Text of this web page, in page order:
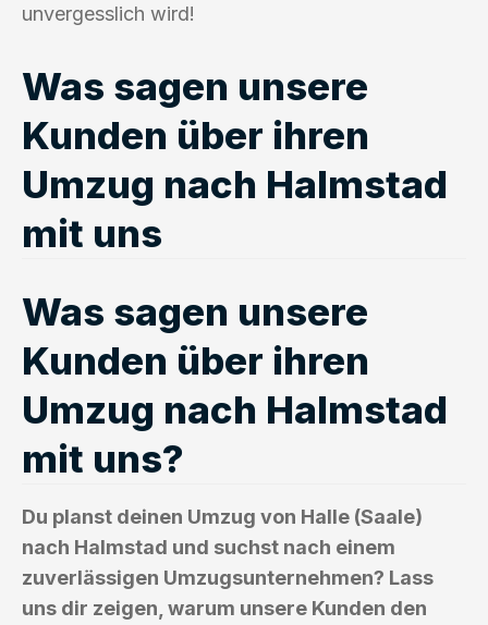
unvergesslich wird!
Was sagen unsere
Kunden über ihren
Umzug nach Halmstad
mit uns
Was sagen unsere
Kunden über ihren
Umzug nach Halmstad
mit uns?
Du planst deinen Umzug von Halle (Saale)
nach Halmstad und suchst nach einem
zuverlässigen Umzugsunternehmen? Lass
uns dir zeigen, warum unsere Kunden den